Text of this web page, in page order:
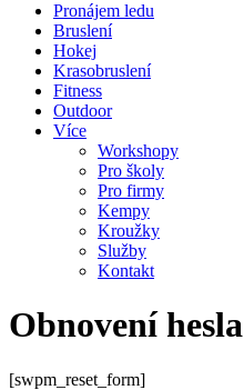
Pronájem ledu
Bruslení
Hokej
Krasobruslení
Fitness
Outdoor
Více
Workshopy
Pro školy
Pro firmy
Kempy
Kroužky
Služby
Kontakt
Obnovení hesla
[swpm_reset_form]